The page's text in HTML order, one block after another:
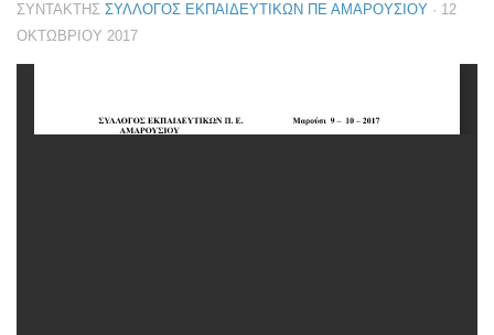
ΣΥΝΤΆΚΤΗΣ ΣΎΛΛΟΓΟΣ ΕΚΠΑΙΔΕΥΤΙΚΏΝ ΠΕ ΑΜΑΡΟΥΣΊΟΥ · 12
ΟΚΤΩΒΡΊΟΥ 2017